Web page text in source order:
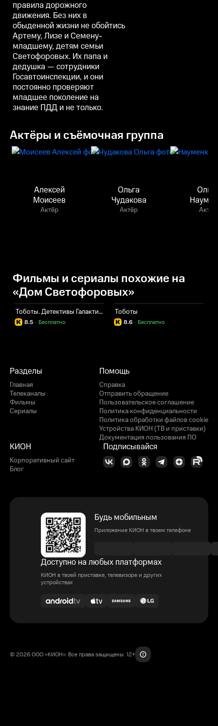
правила дорожного
движения. Без них в
обыденной жизни не обойтись
Артему, Лизе и Семену-
младшему, детям семьи
Светофоровых. Их папа и
дедушка — сотрудники
Госавтоинспекции, и они
постоянно проверяют
младшее поколение на
знание ПДД и не только.
Актёры и съёмочная группа
Алексей
Моисеев
Актёр
Ольга
Чудакова
Актёр Актёр
Фильмы и сериалы похожие на
«Дом Светофоровых»
Тоботы. Детективы Галактики
8.5 Бесплатно
·
Тоботы
8.6 Бесплатно
·
Разделы
Главная
Телеканалы
Фильмы
Сериалы
Помощь
Справка
Отправить обращение
Пользовательское соглашение
Политика конфиденциальности
Политика обработки файлов cookie
Устройства КИОН (ТВ и приставки)
Документация пользования ПО
КИОН
Корпоративный сайт
Блог
Подписывайся
Будь мобильным
Приложение КИОН в твоем телефоне
Доступно на любых платформах
КИОН в твоей приставке, телевизоре и других
устройствах
© 2026 ООО «КИОН». Все права защищены. 12+